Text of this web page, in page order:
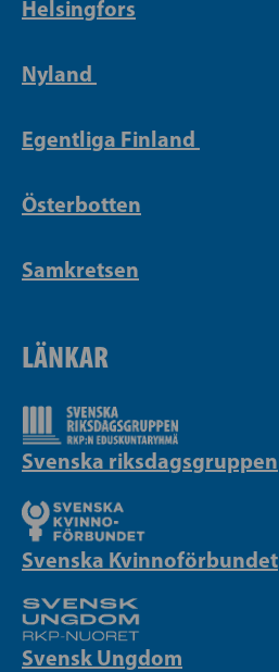
Helsingfors
Nyland
Egentliga Finland
Österbotten
Samkretsen
LÄNKAR
Svenska riksdagsgruppen
Svenska Kvinnoförbundet
Svensk Ungdom